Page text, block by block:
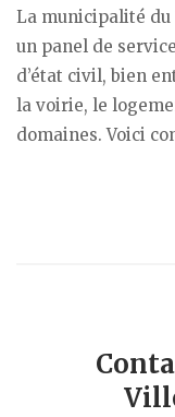
La municipalité du
un panel de
d’état civil, bien
la voirie, le
domaines. Voici